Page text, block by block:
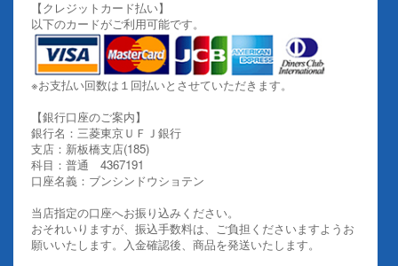
【クレジットカード払い】
以下のカードがご利用可能です。
※お支払い回数は１回払いとさせていただきます。
【銀行口座のご案内】
銀行名：三菱東京ＵＦＪ銀行
支店：新板橋支店(185)
科目：普通 4367191
口座名義：ブンシンドウショテン
当店指定の口座へお振り込みください。
おそれいりますが、振込手数料は、ご負担くださいますようお
願いいたします。入金確認後、商品を発送いたします。